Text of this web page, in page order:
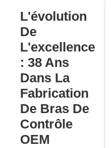
L'évolution
De
L'excellence
: 38 Ans
Dans La
Fabrication
De Bras De
Contrôle
OEM